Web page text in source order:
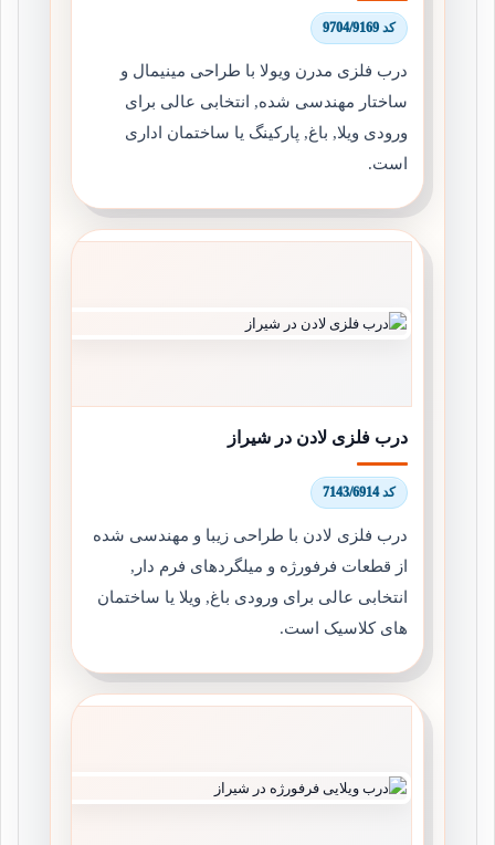
کد 9704/9169
درب فلزی مدرن ویولا با طراحی مینیمال و
ساختار مهندسی شده, انتخابی عالی برای
ورودی ویلا, باغ, پارکینگ یا ساختمان اداری
است.
درب فلزی لادن در شیراز
کد 7143/6914
درب فلزی لادن با طراحی زیبا و مهندسی شده
از قطعات فرفورژه و میلگردهای فرم دار,
انتخابی عالی برای ورودی باغ, ویلا یا ساختمان
های کلاسیک است.